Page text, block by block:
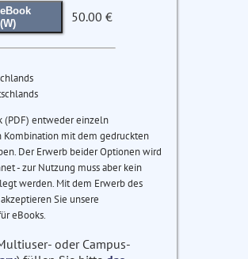
50.00 €
(PDF) entweder einzeln
Kombination mit dem gedruckten
Der Erwerb beider Optionen wird
- zur Nutzung muss aber kein
werden. Mit dem Erwerb des
Sie unsere
eBooks.
oder Campus-